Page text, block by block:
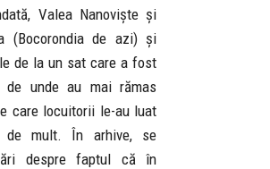
Valea Nanoviște și
(Bocorondia de azi) și
de la un sat care a fost
unde au mai rămas
care locuitorii le-au luat
de mult. În arhive, se
despre faptul că în